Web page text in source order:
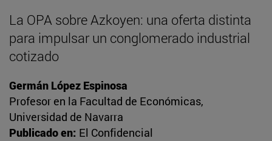
La OPA sobre Azkoyen: una oferta distinta
para impulsar un conglomerado industrial
cotizado
Germán López Espinosa
Profesor en la Facultad de Económicas,
Universidad de Navarra
Publicado en: El Confidencial